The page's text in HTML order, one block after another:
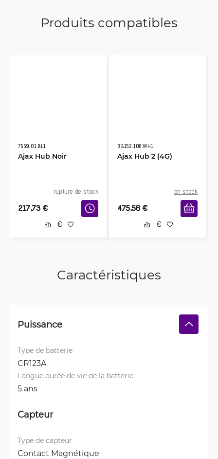
Produits compatibles
7559.01.BL1
Ajax Hub Noir
rupture de stock
217.73 €
33152.108.WH1
Ajax Hub 2 (4G)
en stock
475.56 €
Caractéristiques
Puissance
Type de batterie
CR123A
Longue durée de vie de la batterie
5 ans
Capteur
Type de capteur
Contact Magnétique